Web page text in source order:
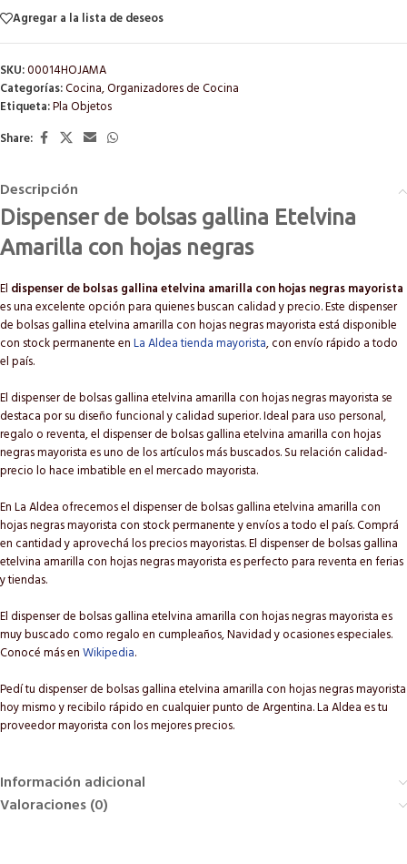
Agregar a la lista de deseos
SKU:00014HOJAMA
Categorías:Cocina,Organizadores de Cocina
Etiqueta:Pla Objetos
Share:
Descripción
Dispenser de bolsas gallina Etelvina
Amarilla con hojas negras
El dispenser de bolsas gallina etelvina amarilla con hojas negras mayorista
es una excelente opción para quienes buscan calidad y precio. Este dispenser
de bolsas gallina etelvina amarilla con hojas negras mayorista está disponible
con stock permanente enLa Aldea tienda mayorista, con envío rápido a todo
el país.
El dispenser de bolsas gallina etelvina amarilla con hojas negras mayorista se
destaca por su diseño funcional y calidad superior. Ideal para uso personal,
regalo o reventa, el dispenser de bolsas gallina etelvina amarilla con hojas
negras mayorista es uno de los artículos más buscados. Su relación calidad-
precio lo hace imbatible en el mercado mayorista.
En La Aldea ofrecemos el dispenser de bolsas gallina etelvina amarilla con
hojas negras mayorista con stock permanente y envíos a todo el país. Comprá
en cantidad y aprovechá los precios mayoristas. El dispenser de bolsas gallina
etelvina amarilla con hojas negras mayorista es perfecto para reventa en ferias
y tiendas.
El dispenser de bolsas gallina etelvina amarilla con hojas negras mayorista es
muy buscado como regalo en cumpleaños, Navidad y ocasiones especiales.
Conocé más enWikipedia.
Pedí tu dispenser de bolsas gallina etelvina amarilla con hojas negras mayorista
hoy mismo y recibilo rápido en cualquier punto de Argentina. La Aldea es tu
proveedor mayorista con los mejores precios.
Información adicional
Valoraciones (0)